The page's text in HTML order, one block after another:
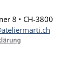
8 • CH-3800